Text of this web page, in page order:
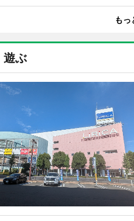
もっ
遊ぶ